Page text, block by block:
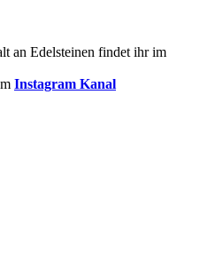
an Edelsteinen findet ihr im
Instagram Kanal